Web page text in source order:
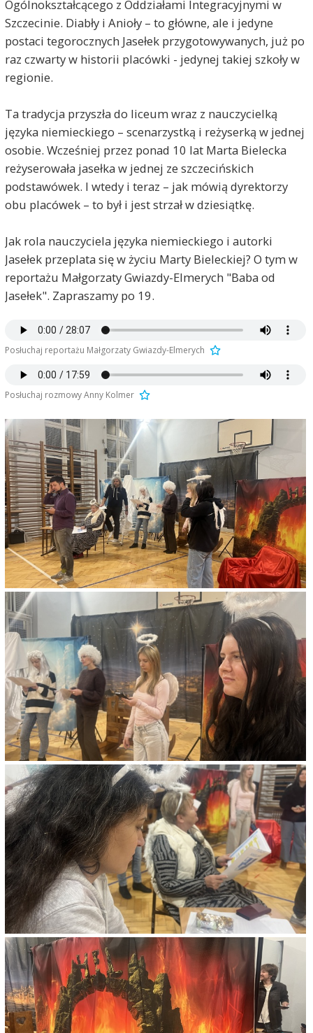
Ogólnokształcącego z Oddziałami Integracyjnymi w
Szczecinie. Diabły i Anioły – to główne, ale i jedyne
postaci tegorocznych Jasełek przygotowywanych, już po
raz czwarty w historii placówki - jedynej takiej szkoły w
regionie.
Ta tradycja przyszła do liceum wraz z nauczycielką
języka niemieckiego – scenarzystką i reżyserką w jednej
osobie. Wcześniej przez ponad 10 lat Marta Bielecka
reżyserowała jasełka w jednej ze szczecińskich
podstawówek. I wtedy i teraz – jak mówią dyrektorzy
obu placówek – to był i jest strzał w dziesiątkę.
Jak rola nauczyciela języka niemieckiego i autorki
Jasełek przeplata się w życiu Marty Bieleckiej? O tym w
reportażu Małgorzaty Gwiazdy-Elmerych "Baba od
Jasełek". Zapraszamy po 19.
Posłuchaj reportażu Małgorzaty Gwiazdy-Elmerych
Posłuchaj rozmowy Anny Kolmer